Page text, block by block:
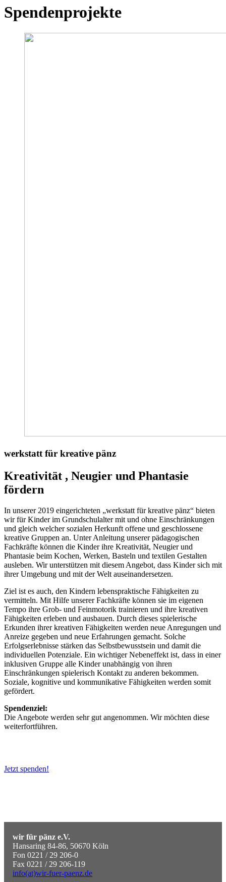
Spendenprojekte
werkstatt für kreative pänz
Kreativität , Neugier und Phantasie
fördern
In unserer 2019 eingerichteten „werkstatt für kreative pänz“ bieten
wir für Kinder im Grundschulalter mit und ohne Einschränkungen
und gleich welcher sozialen Herkunft offene und geschlossene
kreative Gruppen an. Unter Anleitung unserer pädagogischen
Fachkräfte können die Kinder ihre Kreativität, Neugier und
Phantasie beim Kochen, Werken, Basteln und textilen Gestalten
ausleben. Wir unterstützen mit diesem Angebot, dass Kinder sich mit
ihrer Umgebung und mit der Welt auseinandersetzen.
Ziel ist es auch, den Kindern lebenspraktische Fähigkeiten zu
vermitteln. Mit Hilfe unserer Fachkräfte können sie im eigenen
Tempo ihre Grob- und Feinmotorik trainieren und ihre kreativen
Fähigkeiten erleben und ausbauen. Durch dieses spielerische
Erkunden ihrer kreativen Fähigkeiten werden neue Anregungen und
Anreize gegeben und neue Erfahrungen gemacht. Solche
Erfolgserlebnisse stärken das Selbstbewusstsein und damit die
individuellen Potenziale. Ein wichtiger Nebeneffekt ist, dass in einer
inklusiven Gruppe alle Kinder unabhängig von ihren
Einschränkungen spielerisch Kontakt zu anderen bekommen.
Soziale, kognitive und kommunikative Fähigkeiten werden somit
gefördert.
Spendenziel:
Die Angebote werden sehr gut angenommen. Wir möchten diese
weiterfortführen.
Jetzt spenden!
wir für pänz e.V.
Hansaring 84-86, 50670 Köln
Fon 0221 / 29 206-0
Fax 0221 / 29 206-119
info(at)wir-fuer-paenz.de